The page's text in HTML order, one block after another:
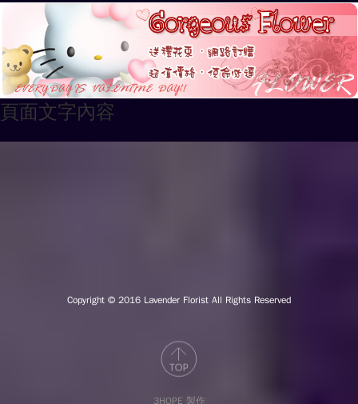
頁面文字內容
Copyright © 2016 Lavender Florist All Rights Reserved
3HOPE 製作